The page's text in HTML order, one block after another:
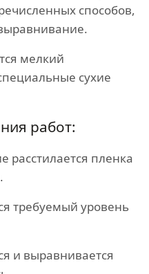
способов,
мелкий
сухие
работ:
расстилается пленка
требуемый уровень
и выравнивается